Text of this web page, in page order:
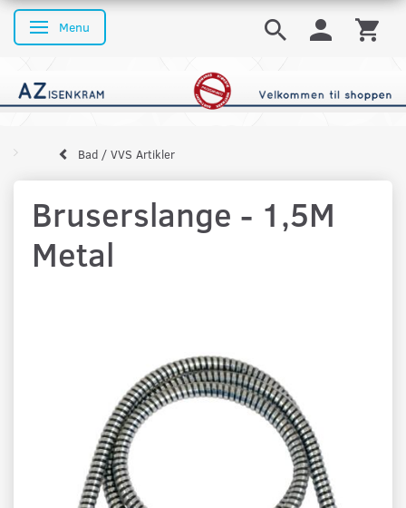
Skifte navigation
Menu
Bad / VVS Artikler
Bruserslange - 1,5M
Metal